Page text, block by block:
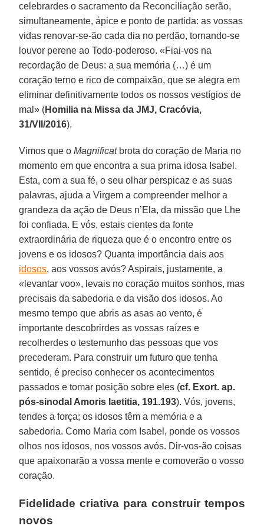
celebrardes o sacramento da Reconciliação serão,
simultaneamente, ápice e ponto de partida: as vossas
vidas renovar-se-ão cada dia no perdão, tornando-se
louvor perene ao Todo-poderoso. «Fiai-vos na
recordação de Deus: a sua memória (…) é um
coração terno e rico de compaixão, que se alegra em
eliminar definitivamente todos os nossos vestígios de
mal» (Homilia na Missa da JMJ, Cracóvia,
31/VII/2016).
Vimos que oMagnificatbrota do coração de Maria no
momento em que encontra a sua prima idosa Isabel.
Esta, com a sua fé, o seu olhar perspicaz e as suas
palavras, ajuda a Virgem a compreender melhor a
grandeza da ação de Deus n’Ela, da missão que Lhe
foi confiada. E vós, estais cientes da fonte
extraordinária de riqueza que é o encontro entre os
jovens e os idosos? Quanta importância dais aos
idosos, aos vossos avós? Aspirais, justamente, a
«levantar voo», levais no coração muitos sonhos, mas
precisais da sabedoria e da visão dos idosos. Ao
mesmo tempo que abris as asas ao vento, é
importante descobrirdes as vossas raízes e
recolherdes o testemunho das pessoas que vos
precederam. Para construir um futuro que tenha
sentido, é preciso conhecer os acontecimentos
passados e tomar posição sobre eles (cf. Exort. ap.
pós-sinodal Amoris laetitia, 191.193). Vós, jovens,
tendes a força; os idosos têm a memória e a
sabedoria. Como Maria com Isabel, ponde os vossos
olhos nos idosos, nos vossos avós. Dir-vos-ão coisas
que apaixonarão a vossa mente e comoverão o vosso
coração.
Fidelidade criativa para construir tempos
novos